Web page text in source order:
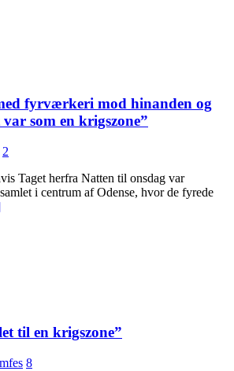
fyrværkeri mod hinanden og
som en krigszone”
2
Taget herfra Natten til onsdag var
i centrum af Odense, hvor de fyrede
til en krigszone”
8